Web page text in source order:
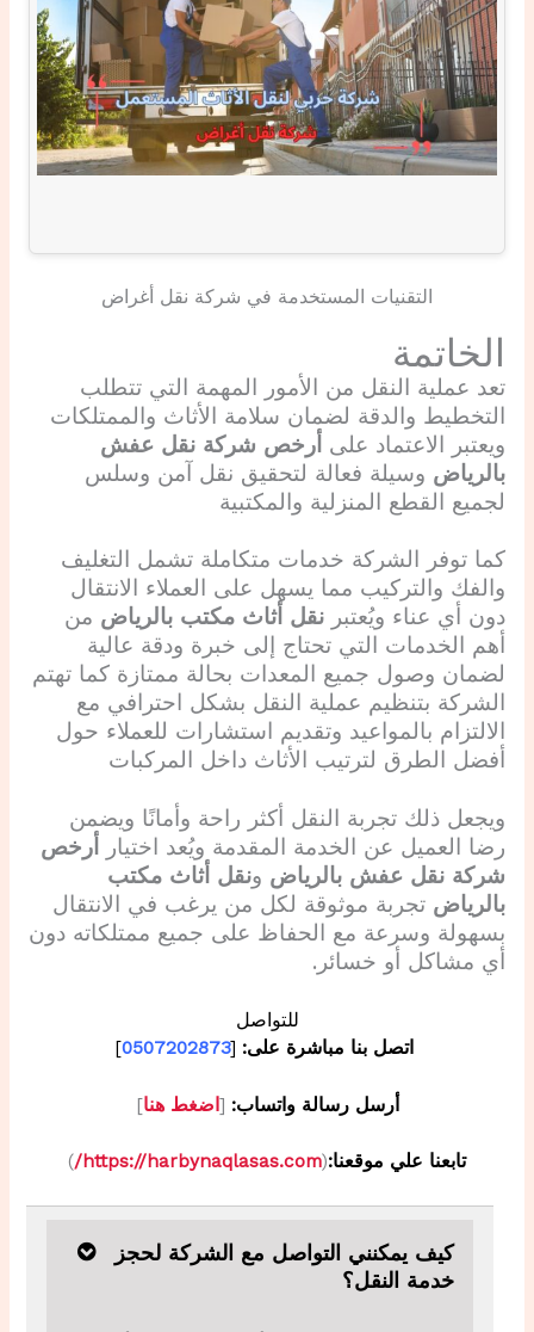
التقنيات المستخدمة في شركة نقل أغراض
الخاتمة
تعد عملية النقل من الأمور المهمة التي تتطلب
التخطيط والدقة لضمان سلامة الأثاث والممتلكات
ويعتبر الاعتماد على أرخص شركة نقل عفش
بالرياض وسيلة فعالة لتحقيق نقل آمن وسلس
لجميع القطع المنزلية والمكتبية
كما توفر الشركة خدمات متكاملة تشمل التغليف
والفك والتركيب مما يسهل على العملاء الانتقال
دون أي عناء ويُعتبر نقل أثاث مكتب بالرياض من
أهم الخدمات التي تحتاج إلى خبرة ودقة عالية
لضمان وصول جميع المعدات بحالة ممتازة كما تهتم
الشركة بتنظيم عملية النقل بشكل احترافي مع
الالتزام بالمواعيد وتقديم استشارات للعملاء حول
أفضل الطرق لترتيب الأثاث داخل المركبات
ويجعل ذلك تجربة النقل أكثر راحة وأمانًا ويضمن
رضا العميل عن الخدمة المقدمة ويُعد اختيار
أرخص
شركة نقل عفش بالرياض ونقل أثاث مكتب
بالرياض تجربة موثوقة لكل من يرغب في الانتقال
بسهولة وسرعة مع الحفاظ على جميع ممتلكاته دون
أي مشاكل أو خسائر.
للتواصل
اتصل بنا مباشرة على: [
0507202873
]
أرسل رسالة واتساب: [ اضغط هنا]
تابعنا علي موقعنا:(
https://harbynaqlasas.com/
)
كيف يمكنني التواصل مع الشركة لحجز
خدمة النقل؟